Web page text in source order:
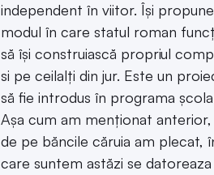
independent în viitor. Își
modul în care statul roman
să își construiască propriul
si pe ceilalți din jur. Este un
să fie introdus în programa
Așa cum am menționat
de pe băncile căruia am plecat,
care suntem astăzi se